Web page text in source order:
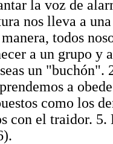
la voz de
nos lleva a
todos
a un grupo
un "buchón".
a
como los
con el traidor.